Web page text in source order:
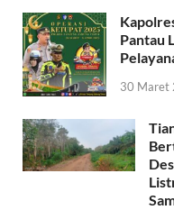
Pantau
30 Maret